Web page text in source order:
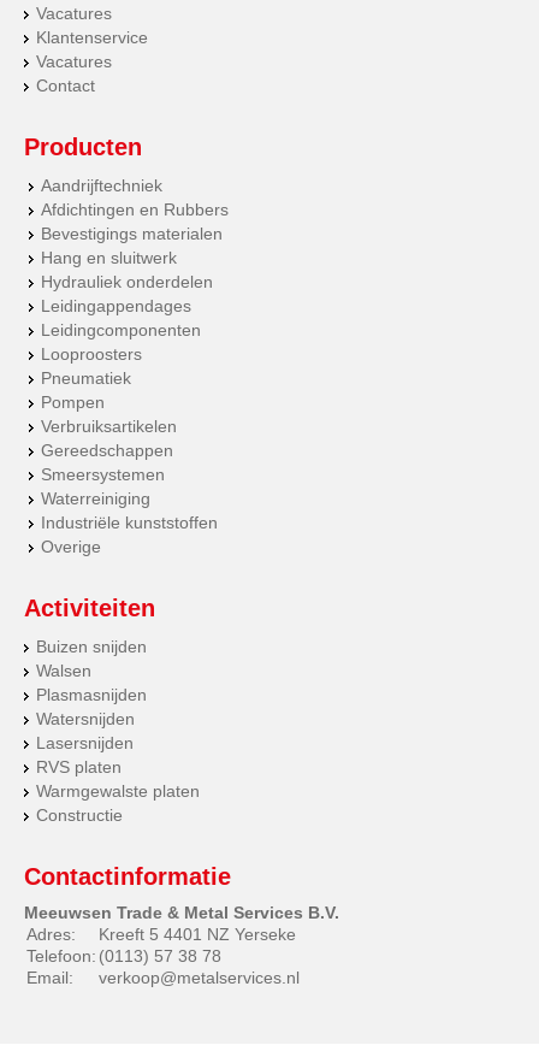
Vacatures
Klantenservice
Vacatures
Contact
Producten
Aandrijftechniek
Afdichtingen en Rubbers
Bevestigings materialen
Hang en sluitwerk
Hydrauliek onderdelen
Leidingappendages
Leidingcomponenten
Looproosters
Pneumatiek
Pompen
Verbruiksartikelen
Gereedschappen
Smeersystemen
Waterreiniging
Industriële kunststoffen
Overige
Activiteiten
Buizen snijden
Walsen
Plasmasnijden
Watersnijden
Lasersnijden
RVS platen
Warmgewalste platen
Constructie
Contactinformatie
Meeuwsen Trade & Metal Services B.V.
Adres:
Kreeft 5 4401 NZ Yerseke
Telefoon: (0113) 57 38 78
Email:
verkoop@metalservices.nl